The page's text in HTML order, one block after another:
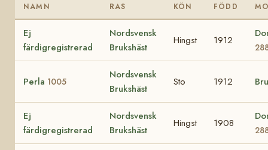
NAMN RAS KÖN FÖDD
Ej
färdigregistrerad
Nordsvensk
Brukshäst
Hingst 1912
Perla 1005
Nordsvensk
Brukshäst
Sto 1912
Ej
färdigregistrerad
Nordsvensk
Brukshäst
Hingst 1908